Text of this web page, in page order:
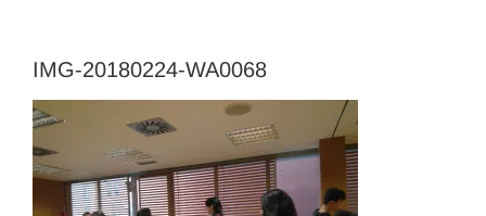
IMG-20180224-WA0068